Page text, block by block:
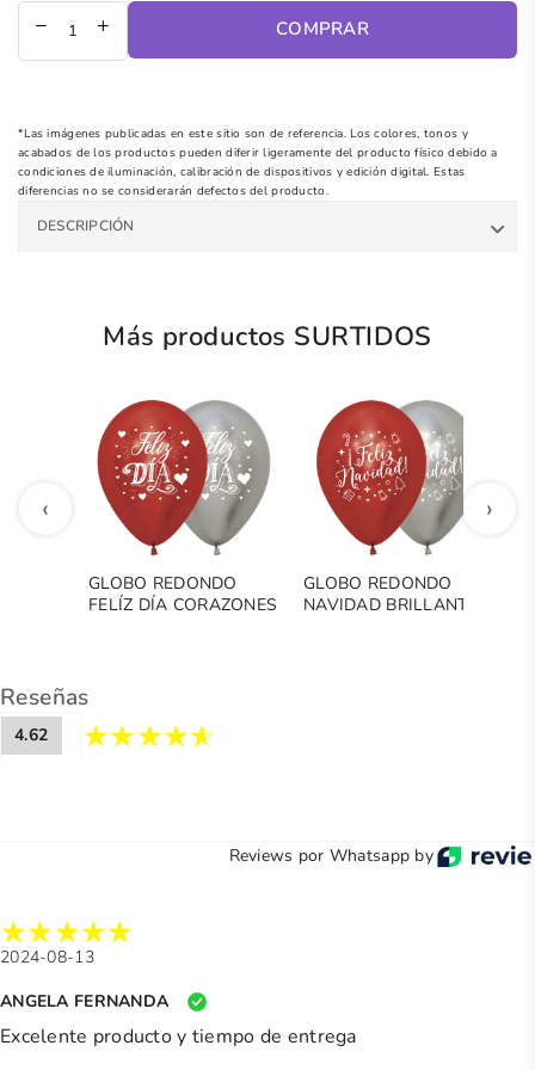
COMPRAR
*Las imágenes publicadas en este sitio son de referencia. Los colores, tonos y
acabados de los productos pueden diferir ligeramente del producto físico debido a
condiciones de iluminación, calibración de dispositivos y edición digital. Estas
diferencias no se considerarán defectos del producto.
DESCRIPCIÓN
Más productos SURTIDOS
‹
GLOBO REDONDO
FELÍZ DÍA CORAZONES
GLOBO REDONDO
NAVIDAD BRILLANTE
›
Reseñas
4.62
Reviews por Whatsapp by
2024-08-13
ANGELA FERNANDA
Excelente producto y tiempo de entrega